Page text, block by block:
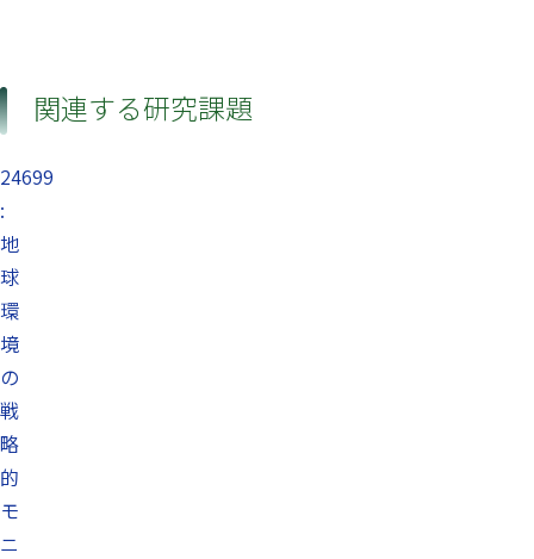
関連する研究課題
24699
:
地
球
環
境
の
戦
略
的
モ
ニ